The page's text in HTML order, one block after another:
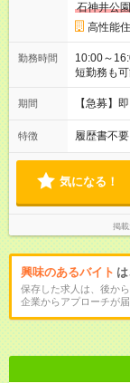
石神井公
高性能
勤務時間
10:00～
短勤務も
期間 【急募】
特徴 履歴書不要
気になる！
掲
興味のあるバイト
保存した求人は、後か
企業からアプローチが届